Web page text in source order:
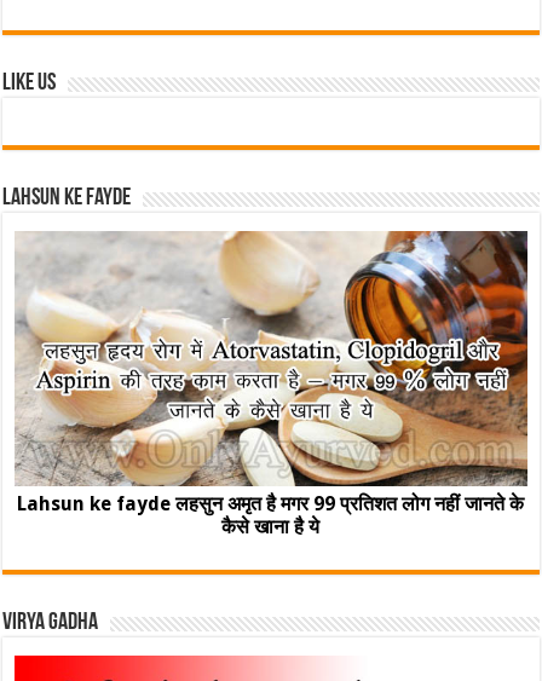
Like Us
Lahsun ke fayde
Lahsun ke fayde लहसुन अमृत है मगर 99 प्रतिशत लोग नहीं जानते के
कैसे खाना है ये
Virya Gadha